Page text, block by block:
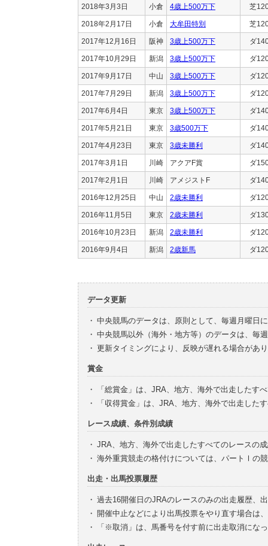
2018年3月3日 小倉 4歳上500万下 芝
2018年2月17日 小倉 大牟田特別 芝
2017年12月16日 阪神 3歳上500万下 ダ
2017年10月29日 新潟 3歳上500万下 ダ
2017年9月17日 中山 3歳上500万下 ダ
2017年7月29日 新潟 3歳上500万下 ダ
2017年6月4日 東京 3歳上500万下 ダ
2017年5月21日 東京 3歳500万下 ダ
2017年4月23日 東京 3歳未勝利 ダ
2017年3月1日 川崎 アクアF賞 ダ
2017年2月1日 川崎 アメジストF ダ
2016年12月25日 中山 2歳未勝利 ダ
2016年11月5日 東京 2歳未勝利 ダ
2016年10月23日 新潟 2歳未勝利 ダ
2016年9月4日 新潟 2歳新馬 ダ
データ更新
・ 中央競馬のデータは、原則として、毎週月曜日
・ 中央競馬以外（海外・地方等）のデータは、毎
・ 更新タイミングにより、反映が遅れる場合があ
賞金
・
「総賞金」は、JRA、地方、海外で出走したす
・
「収得賞金」は、JRA、地方、海外で出走した
レース成績、条件別成績
・ JRA、地方、海外で出走したすべてのレースの
・ 海外重賞競走の格付けについては、パートⅠの
出走・出馬投票履歴
・ 過去16開催日のJRAのレースのみの出走履歴、
・ 開催中止などにより出馬投票をやり直す場合は
・
「※取消」は、馬番号を付す前に出走取消にな